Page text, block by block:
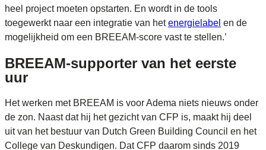
heel project moeten opstarten. En wordt in de tools
toegewerkt naar een integratie van hetenergielabel en de
mogelijkheid om een BREEAM-score vast te stellen.’
BREEAM-supporter van het eerste
uur
Het werken met BREEAM is voor Adema niets nieuws onder
de zon. Naast dat hij het gezicht van CFP is, maakt hij deel
uit van het bestuur van Dutch Green Building Council en het
College van Deskundigen. Dat CFP daarom sinds 2019